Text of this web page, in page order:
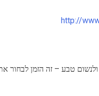
http://
טבע – זה הזמן לבחור